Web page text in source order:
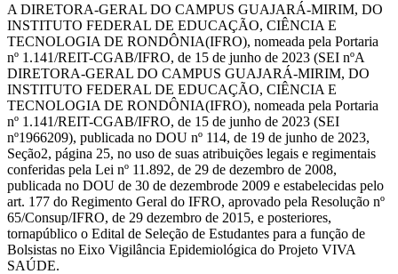
A DIRETORA-GERAL DO CAMPUS GUAJARÁ-MIRIM, DO
INSTITUTO FEDERAL DE EDUCAÇÃO, CIÊNCIA E
TECNOLOGIA DE RONDÔNIA(IFRO), nomeada pela Portaria
nº 1.141/REIT-CGAB/IFRO, de 15 de junho de 2023 (SEI nºA
DIRETORA-GERAL DO CAMPUS GUAJARÁ-MIRIM, DO
INSTITUTO FEDERAL DE EDUCAÇÃO, CIÊNCIA E
TECNOLOGIA DE RONDÔNIA(IFRO), nomeada pela Portaria
nº 1.141/REIT-CGAB/IFRO, de 15 de junho de 2023 (SEI
nº1966209), publicada no DOU nº 114, de 19 de junho de 2023,
Seção2, página 25, no uso de suas atribuições legais e regimentais
conferidas pela Lei nº 11.892, de 29 de dezembro de 2008,
publicada no DOU de 30 de dezembrode 2009 e estabelecidas pelo
art. 177 do Regimento Geral do IFRO, aprovado pela Resolução nº
65/Consup/IFRO, de 29 dezembro de 2015, e posteriores,
tornapúblico o Edital de Seleção de Estudantes para a função de
Bolsistas no Eixo Vigilância Epidemiológica do Projeto VIVA
SAÚDE.